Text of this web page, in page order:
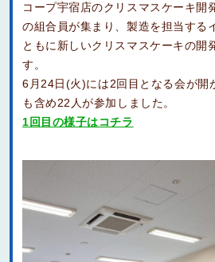
コープ宇宿店のクリスマスケーキ開
の組合員が集まり、製造を担当する
ともに新しいクリスマスケーキの開
す。
6月24日(火)には2回目となる会が開
も含め22人が参加しました。
1回目の様子はコチラ